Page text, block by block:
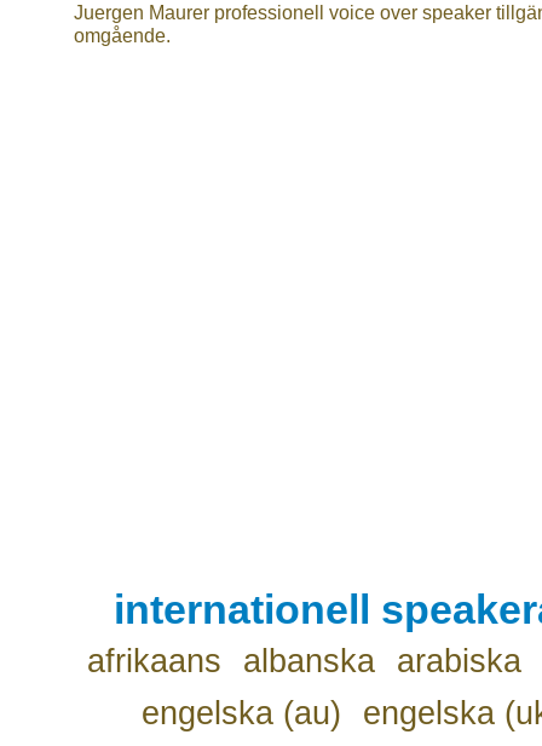
Juergen Maurer professionell voice over speaker
omgående.
internationell
afrikaans albanska
arabiska
engelska (au)
engelska